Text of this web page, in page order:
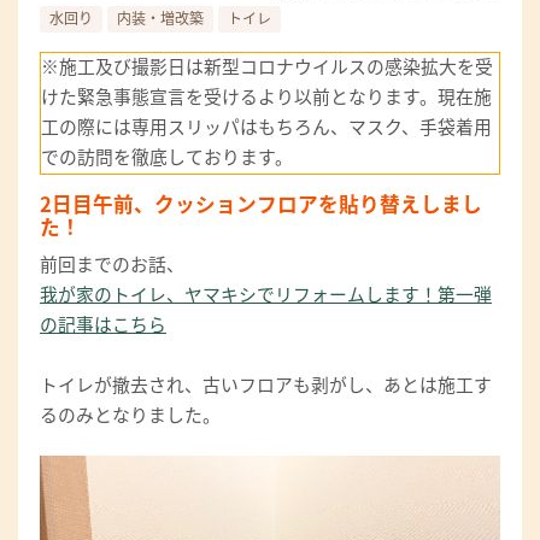
水回り 内装・増改築 トイレ
※施工及び撮影日は新型コロナウイルスの感染拡大を受
けた緊急事態宣言を受けるより以前となります。現在施
工の際には専用スリッパはもちろん、マスク、手袋着用
での訪問を徹底しております。
2日目午前、クッションフロアを貼り替えしまし
た！
前回までのお話、
我が家のトイレ、ヤマキシでリフォームします！第一弾
の記事はこちら
トイレが撤去され、古いフロアも剥がし、あとは施工す
るのみとなりました。